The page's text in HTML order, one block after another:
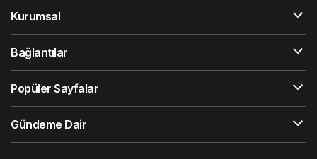
Kurumsal
Bağlantılar
Popüler Sayfalar
Gündeme Dair